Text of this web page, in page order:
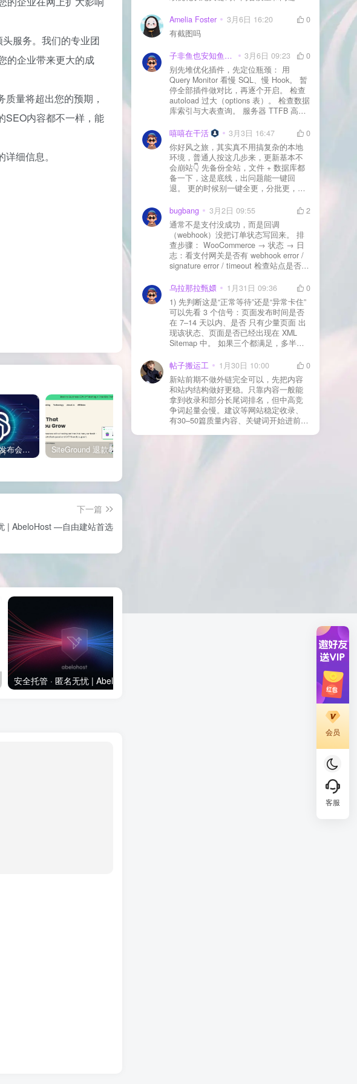
服务。我们的专业团
的企业带来更大的成
量将超出您的预期，
SEO内容都不一样，能
细信息。
OpenAI 春季发布会：全新 GPT-4o 多模态模型发布，实时互动及免费用户升级全面开启
下一篇
| AbeloHost —自由建站首选​
SEO服务
Amelia Foster
3月6日 16:20
0
有截图吗
子非鱼也安知鱼之乐 3月6日 09:23
0
别先堆优化插件，先定位瓶颈： 用
Query Monitor 看慢 SQL、慢 Hook。 暂
停全部插件做对比，再逐个开启。 检查
autoload 过大（options 表）。 检查数据
库索引与大表查询。 服务器 TTFB 高就
嘻嘻在干活
3月3日 16:47
0
你好风之旅，其实真不用搞复杂的本地
环境，普通人按这几步来，更新基本不
会崩站👇 先备份全站，文件 + 数据库都
备一下，这是底线，出问题能一键回
退。 更的时候别一键全更，分批更，先
立刻清缓存，去前台检查首页、文章
页、按钮、表单这些关键位置。 最好再
装个支持版本回滚的插件，万一崩了，
一秒切回旧版。 总结来说：先备份、分
批更、更完查、留退路，稳得很✅😎希望
能帮到你
bugbang 3月2日 09:55
2
通常不是支付没成功，而是回调
（webhook）没把订单状态写回来。 排
查步骤： WooCommerce → 状态 → 日
志：看支付网关是否有 webhook error /
signature error / timeout 检查站点是否被
全插件） 检查是否启用了“缓存结账页/接
口路径”（结账页和回调接口不应缓存）
看服务器错误日志是否有 500/致命错误
导致回调执行中断 解决方案： 放行 wp-
json、wc-api、支付网关回调 URL（按网
关文档配置） 关闭结账页的缓存与 JS
合并压缩测试一次 若使用 Cloudflare：
则
乌拉那拉甄嬛 1月31日 09:36
0
1) 先判断这是“正常等待”还是“异常卡住”
可以先看 3 个信号：页面发布时间是否
在 7–14 天以内、是否 只有少量页面 出
现该状态、页面是否已经出现在 XML
Sitemap 中。 如果三个都满足，多半属
手。 2) 什么情况下“等”是没用的？ 以下
情况基本不会靠时间自动解决：页面几
乎没有内链（孤立页）、内容与站内已
有页面高度相似、canonical 指向了别的
URL、同一主题短时间发布太多相似文
章。 这种情况下，Google 已经抓取，但
判断“当前不值得进入索引”。 3) 最有效
的人工干预方式（不折腾） 优先做这 3
帖子搬运工 1月30日 10:00
0
新站前期不做外链完全可以，先把内容
和站内结构做好更稳。只靠内容一般能
拿到收录和部分长尾词排名，但中高竞
争词起量会慢。建议等网站稳定收录、
有30–50篇质量内容、关键词开始进前
会员
客服